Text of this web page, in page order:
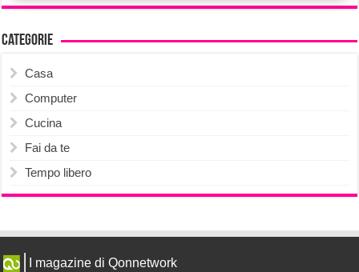
Categorie
Casa
Computer
Cucina
Fai da te
Tempo libero
I magazine di Qonnetwork